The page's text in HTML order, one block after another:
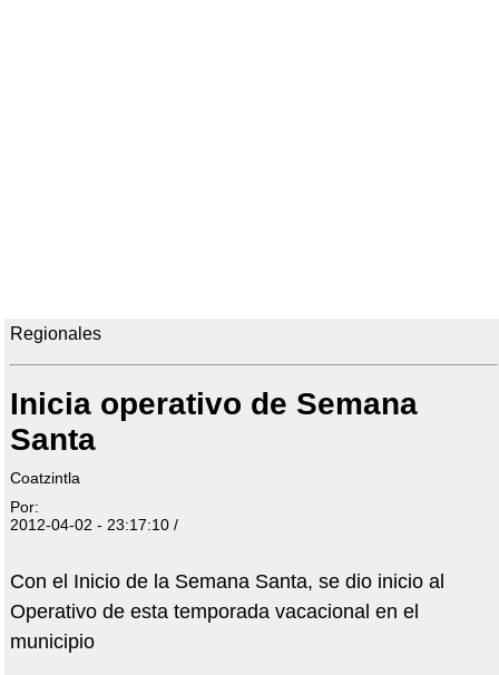
Regionales
Inicia operativo de Semana
Santa
Coatzintla
Por:
2012-04-02 - 23:17:10 /
Con el Inicio de la Semana Santa, se dio inicio al
Operativo de esta temporada vacacional en el
municipio